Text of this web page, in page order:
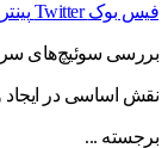
فیس بوک Twitter
نقش اساسی در ایجاد
برجسته ...